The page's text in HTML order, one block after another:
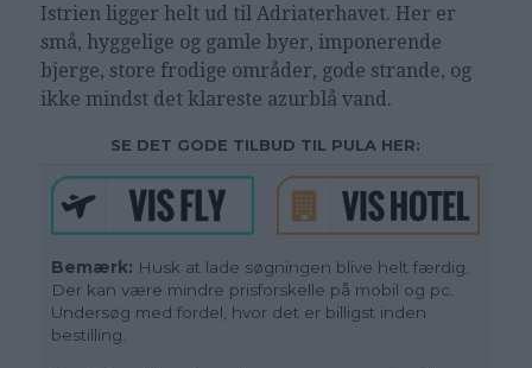
Istrien ligger helt ud til Adriaterhavet. Her er
små, hyggelige og gamle byer, imponerende
bjerge, store frodige områder, gode strande, og
ikke mindst det klareste azurblå vand.
SE DET GODE TILBUD TIL PULA HER:
Bemærk: Husk at lade søgningen blive helt færdig.
Der kan være mindre prisforskelle på mobil og pc.
Undersøg med fordel, hvor det er billigst inden
bestilling.